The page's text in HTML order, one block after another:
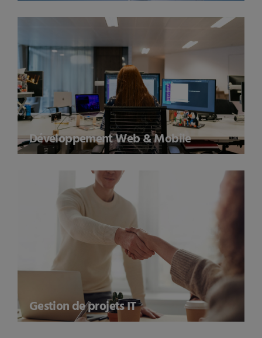
Développement Web & Mobile
Gestion de projets IT